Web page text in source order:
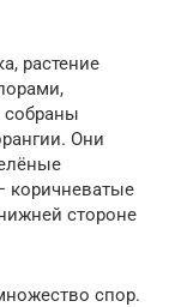
растение
собраны
Они
коричневатые
стороне
спор.